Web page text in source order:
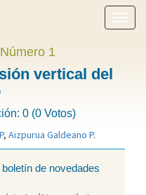
menú
1
vertical del
0 (0 Votos)
, Aizpurua Galdeano P.
de novedades